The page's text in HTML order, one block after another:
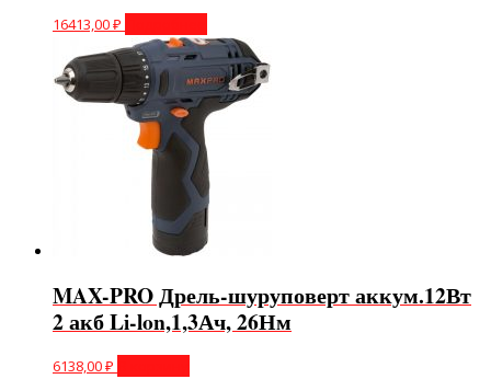
16413,00₽
MAX-PRO Дрель-шуруповерт аккум.12Вт
2 акб Li-lon,1,3Ач, 26Нм
6138,00₽